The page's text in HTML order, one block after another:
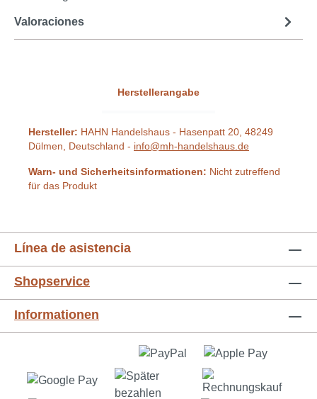
Valoraciones
Herstellerangabe
Hersteller: HAHN Handelshaus - Hasenpatt 20, 48249
Dülmen, Deutschland - info@mh-handelshaus.de
Warn- und Sicherheitsinformationen: Nicht zutreffend
für das Produkt
Línea de asistencia
Shopservice
Informationen